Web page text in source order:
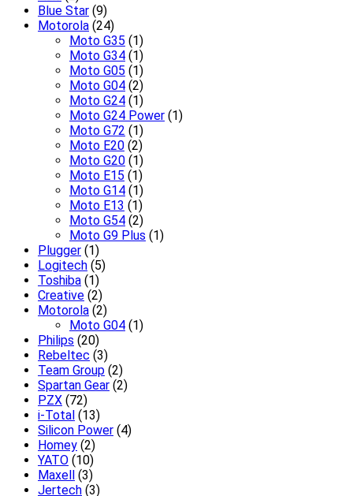
Blue Star (9)
Motorola (24)
Moto G35 (1)
Moto G34 (1)
Moto G05 (1)
Moto G04 (2)
Moto G24 (1)
Moto G24 Power (1)
Moto G72 (1)
Moto E20 (2)
Moto G20 (1)
Moto E15 (1)
Moto G14 (1)
Moto E13 (1)
Moto G54 (2)
Moto G9 Plus (1)
Plugger (1)
Logitech (5)
Toshiba (1)
Creative (2)
Motorola (2)
Moto G04 (1)
Philips (20)
Rebeltec (3)
Team Group (2)
Spartan Gear (2)
PZX (72)
i-Total (13)
Silicon Power (4)
Homey (2)
YATO (10)
Maxell (3)
Jertech (3)